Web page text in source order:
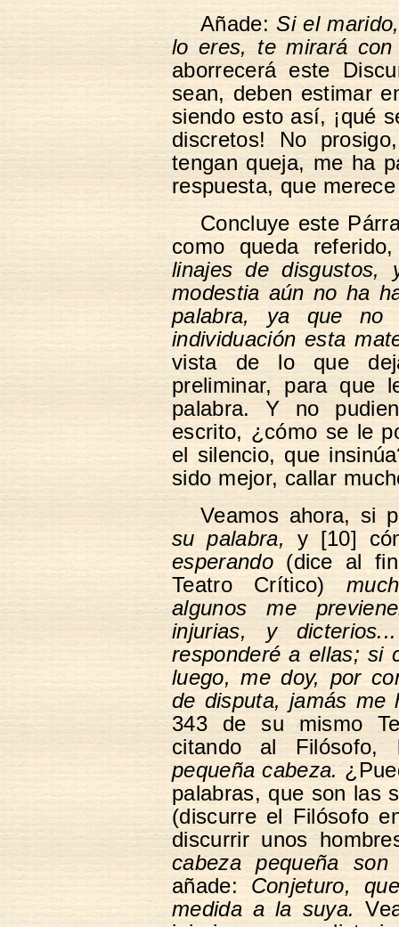
Añade:Si el
lo eres, te mirará con
aborrecerá este
sean, deben estimar
siendo esto así, ¡qué
discretos! No
tengan queja, me ha
respuesta, que
Concluye este
como queda
linajes de disgustos,
modestia aún no ha
palabra, ya que no
individuación esta
vista de lo que
preliminar, para que
palabra. Y no
escrito, ¿cómo se le
el silencio, que
sido mejor, callar
Veamos ahora, si
su palabra,
y [10]
esperando(dice al fin
Teatro Crítico)
algunos me
injurias, y
responderé a ellas; si
luego, me doy, por
de disputa, jamás me
343 de su mismo
citando al Filósofo,
pequeña cabeza.
palabras, que son las
(discurre el Filósofo
discurrir unos
cabeza pequeña
añade: Conjeturo,
medida a la suya.